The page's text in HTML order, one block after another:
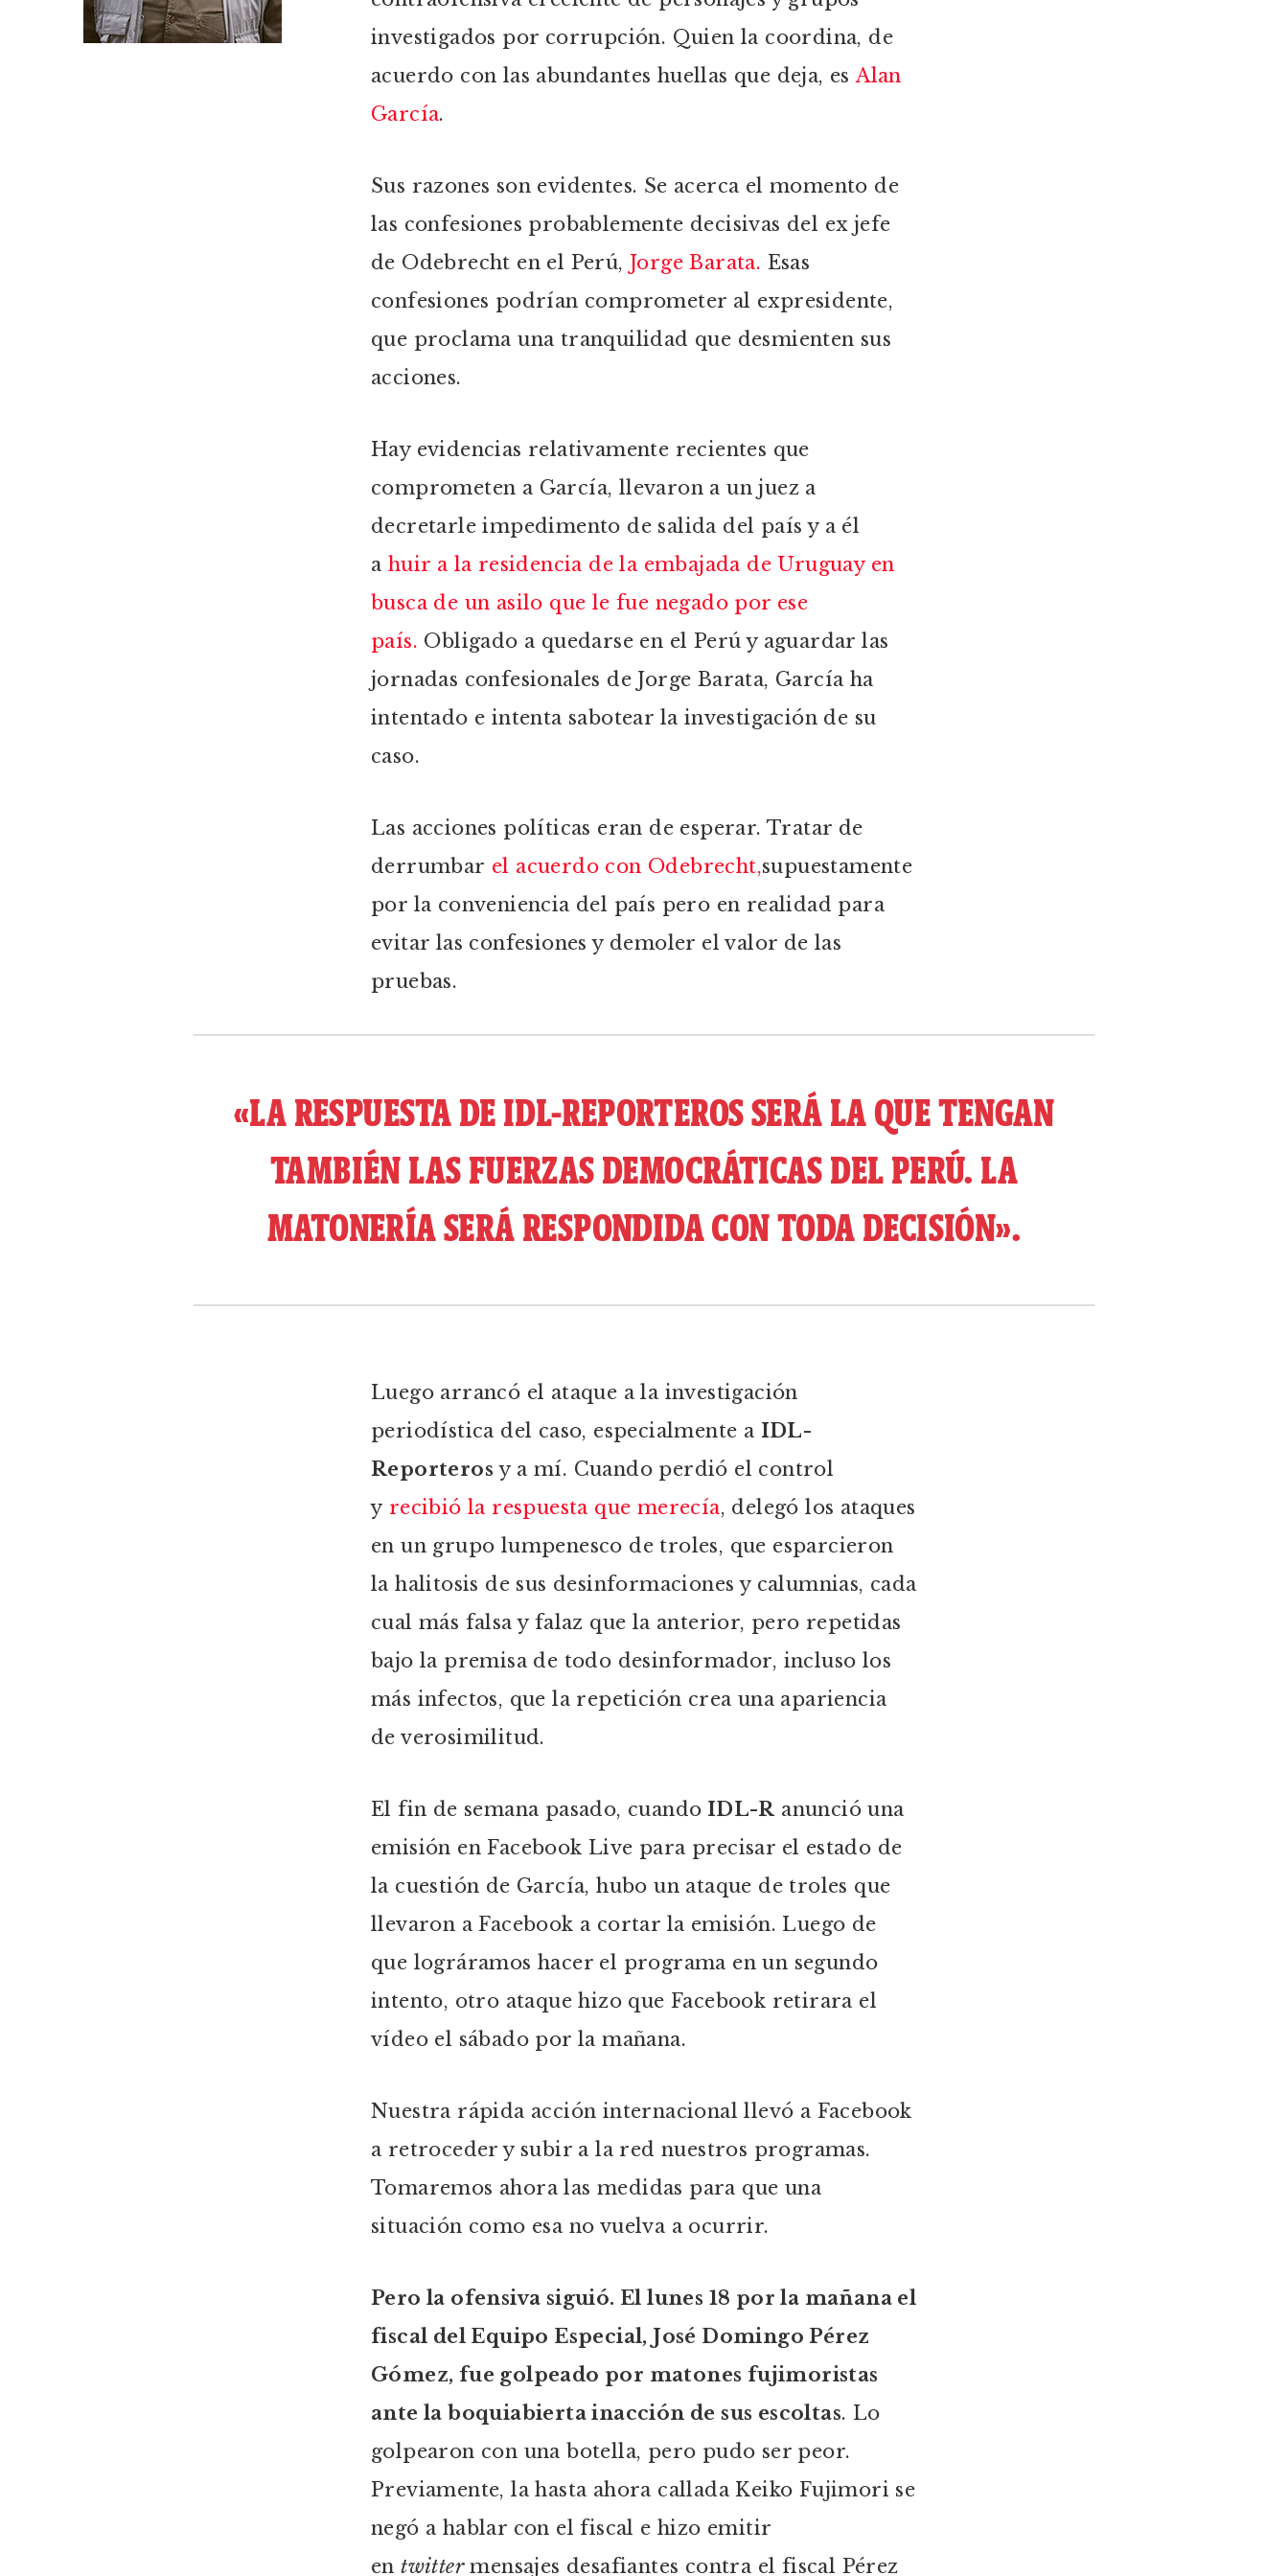
investigados por corrupción. Quien la coordina, de
acuerdo con las abundantes huellas que deja, esAlan
García.
Sus razones son evidentes. Se acerca el momento de
las confesiones probablemente decisivas del ex jefe
de Odebrecht en el Perú, Jorge Barata. Esas
confesiones podrían comprometer al expresidente,
que proclama una tranquilidad que desmienten sus
acciones.
Hay evidencias relativamente recientes que
comprometen a García, llevaron a un juez a
decretarle impedimento de salida del país y a él
a huir a la residencia de la embajada de Uruguay en
busca de un asilo que le fue negado por ese
país. Obligado a quedarse en el Perú y aguardar las
jornadas confesionales de Jorge Barata, García ha
intentado e intenta sabotear la investigación de su
caso.
Las acciones políticas eran de esperar. Tratar de
derrumbar el acuerdo con Odebrecht,supuestamente
por la conveniencia del país pero en realidad para
evitar las confesiones y demoler el valor de las
pruebas.
«LA RESPUESTA DE IDL-REPORTEROS SERÁ LA QUE TENGAN
TAMBIÉN LAS FUERZAS DEMOCRÁTICAS DEL PERÚ. LA
MATONERÍA SERÁ RESPONDIDA CON TODA DECISIÓN».
Luego arrancó el ataque a la investigación
periodística del caso, especialmente a IDL-
Reporteros y a mí. Cuando perdió el control
y recibió la respuesta que merecía, delegó los ataques
en un grupo lumpenesco de troles, que esparcieron
la halitosis de sus desinformaciones y calumnias, cada
cual más falsa y falaz que la anterior, pero repetidas
bajo la premisa de todo desinformador, incluso los
más infectos, que la repetición crea una apariencia
de verosimilitud.
El fin de semana pasado, cuando IDL-Ranunció una
emisión en Facebook Live para precisar el estado de
la cuestión de García, hubo un ataque de troles que
llevaron a Facebook a cortar la emisión. Luego de
que lográramos hacer el programa en un segundo
intento, otro ataque hizo que Facebook retirara el
vídeo el sábado por la mañana.
Nuestra rápida acción internacional llevó a Facebook
a retroceder y subir a la red nuestros programas.
Tomaremos ahora las medidas para que una
situación como esa no vuelva a ocurrir.
Pero la ofensiva siguió. El lunes 18 por la mañana el
fiscal del Equipo Especial, José Domingo Pérez
Gómez, fue golpeado por matones fujimoristas
ante la boquiabierta inacción de sus escoltas. Lo
golpearon con una botella, pero pudo ser peor.
Previamente, la hasta ahora callada Keiko Fujimori se
negó a hablar con el fiscal e hizo emitir
entwittermensajes desafiantes contra el fiscal Pérez